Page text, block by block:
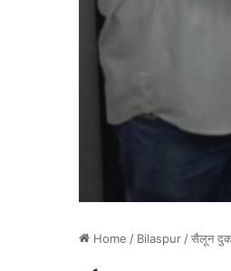
Home / Bilaspur /सैलून